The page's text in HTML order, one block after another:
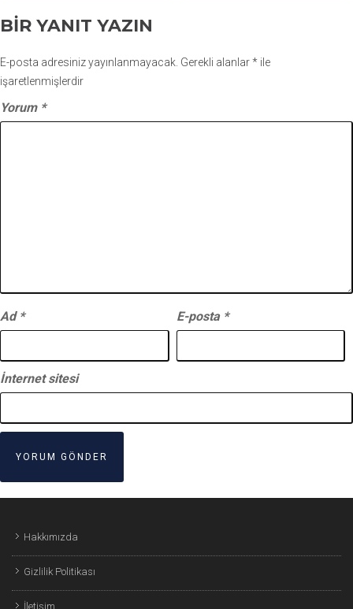
BIR YANIT YAZIN
E-posta adresiniz yayınlanmayacak. Gerekli alanlar* ile
işaretlenmişlerdir
Yorum *
Ad * E-posta *
İnternet sitesi
Hakkımızda
Gizlilik Politikası
İletişim